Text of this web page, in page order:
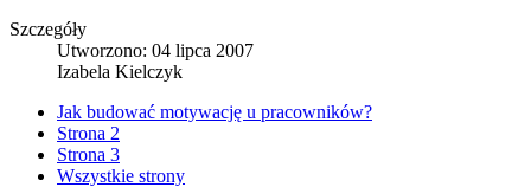
Szczegóły
Utworzono: 04 lipca 2007
Izabela Kielczyk
Jak budować motywację u pracowników?
Strona 2
Strona 3
Wszystkie strony